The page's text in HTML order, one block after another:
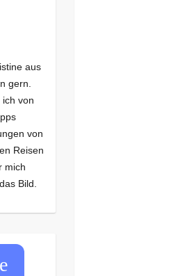
aus
gern.
von
von
Reisen
mich
Bild.